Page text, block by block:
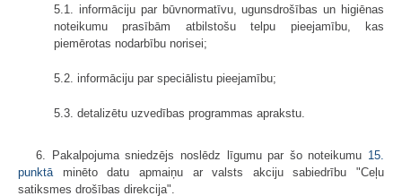
5.1. informāciju par būvnormatīvu, ugunsdrošības un higiēnas
noteikumu prasībām atbilstošu telpu pieejamību, kas
piemērotas nodarbību norisei;
5.2. informāciju par speciālistu pieejamību;
5.3. detalizētu uzvedības programmas aprakstu.
6. Pakalpojuma sniedzējs noslēdz līgumu par šo noteikumu 15.
punktā minēto datu apmaiņu ar valsts akciju sabiedrību "Ceļu
satiksmes drošības direkcija".